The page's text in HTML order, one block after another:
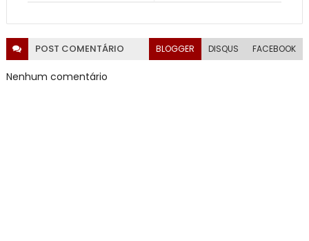
POST COMENTÁRIO BLOGGER DISQUS FACEBOOK
Nenhum comentário